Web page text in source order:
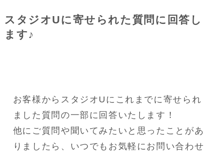
スタジオUに寄せられた質問に回答し
ます♪
お客様からスタジオUにこれまでに寄せられ
ました質問の一部に回答いたします！
他にご質問や聞いてみたいと思ったことがあ
りましたら、いつでもお気軽にお問い合わせ